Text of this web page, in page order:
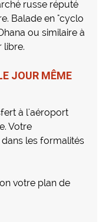
russe réputé
Balade en "cyclo
ou similaire à
libre.
JOUR MÊME
à l'aéroport
Votre
les formalités
votre plan de